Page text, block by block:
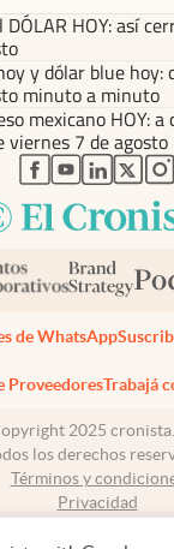
DÓLAR HOY: así
y dólar blue hoy:
minuto a minuto
mexicano HOY:
viernes 7 de agosto
abre en nueva
abre enabre en
de WhatsApp
ProveedoresTrabajá
2025
los derechos
Términos y
Privacidad